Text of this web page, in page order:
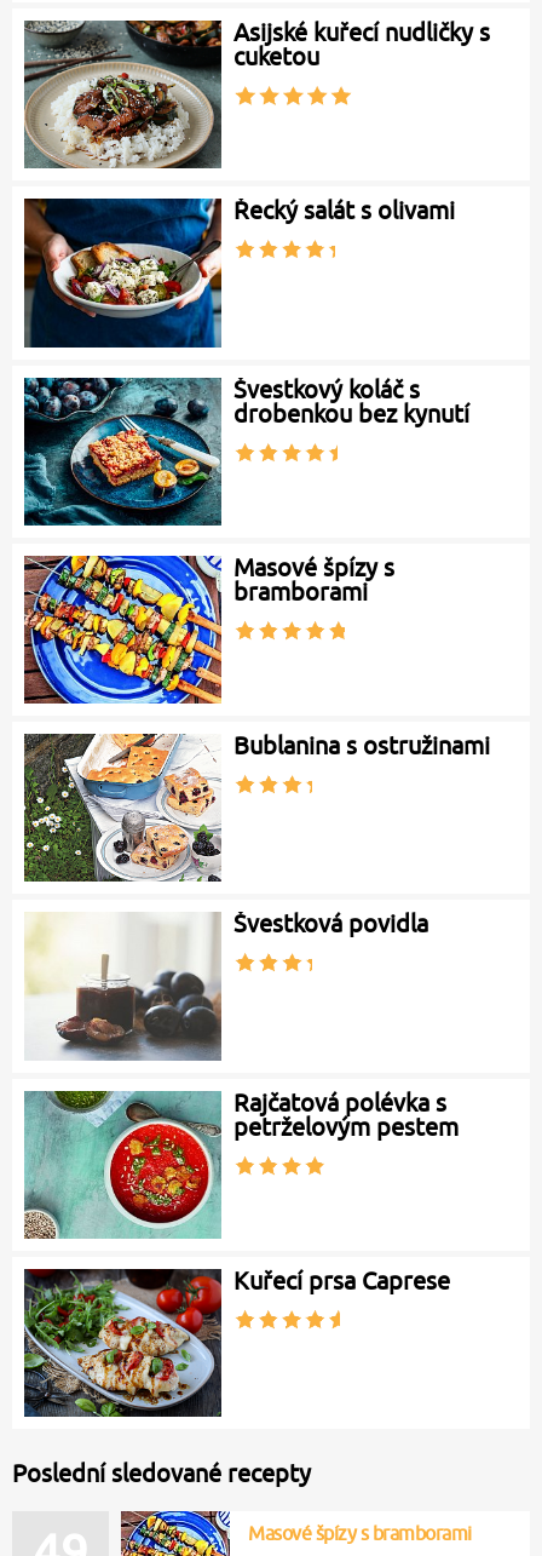
Asijské kuřecí nudličky s
cuketou
Řecký salát s olivami
Švestkový koláč s
drobenkou bez kynutí
Masové špízy s
bramborami
Bublanina s ostružinami
Švestková povidla
Rajčatová polévka s
petrželovým pestem
Kuřecí prsa Caprese
Poslední sledované recepty
Masové špízy s bramborami